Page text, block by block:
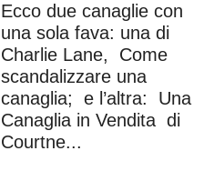
Ecco due canaglie con
una sola fava: una di
Charlie Lane, Come
scandalizzare una
canaglia; e l’altra: Una
Canaglia in Vendita di
Courtne...